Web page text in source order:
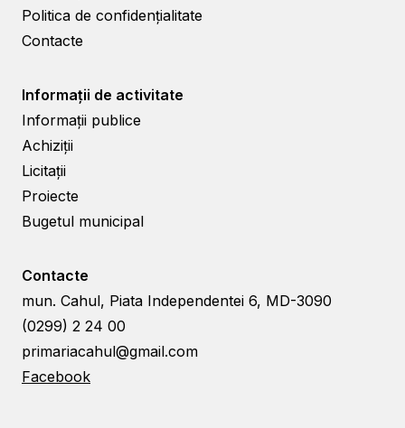
Politica de confidențialitate
Contacte
Informații de activitate
Informații publice
Achiziții
Licitații
Proiecte
Bugetul municipal
Contacte
mun. Cahul, Piata Independentei 6, MD-3090
(0299) 2 24 00
primariacahul@gmail.com
Facebook